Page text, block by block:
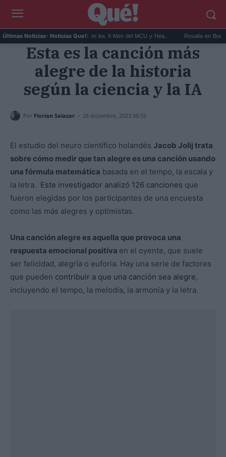
Últimas Noticias- Noticias Que!:
Kit Connor será Cíclope en los X-Men del MCU y Hea... Rosalía en Buenos
Esta es la canción más
alegre de la historia
según la ciencia y la IA
Por Florian Salazar - 26 diciembre, 2023 06:55
El estudio del neuro científico holandés Jacob Jolij trata
sobre cómo medir que tan alegre es una canción usando
una fórmula matemática basada en el tempo, la escala y
la letra. Este investigador analizó 126 canciones que
fueron elegidas por los participantes de una encuesta
como las más alegres y optimistas.
Una canción alegre es aquella que provoca una
respuesta emocional positiva en el oyente, que suele
ser felicidad, alegría o euforia. Hay una serie de factores
que pueden contribuir a que una canción sea alegre,
incluyendo el tempo, la melodía, la armonía y la letra.